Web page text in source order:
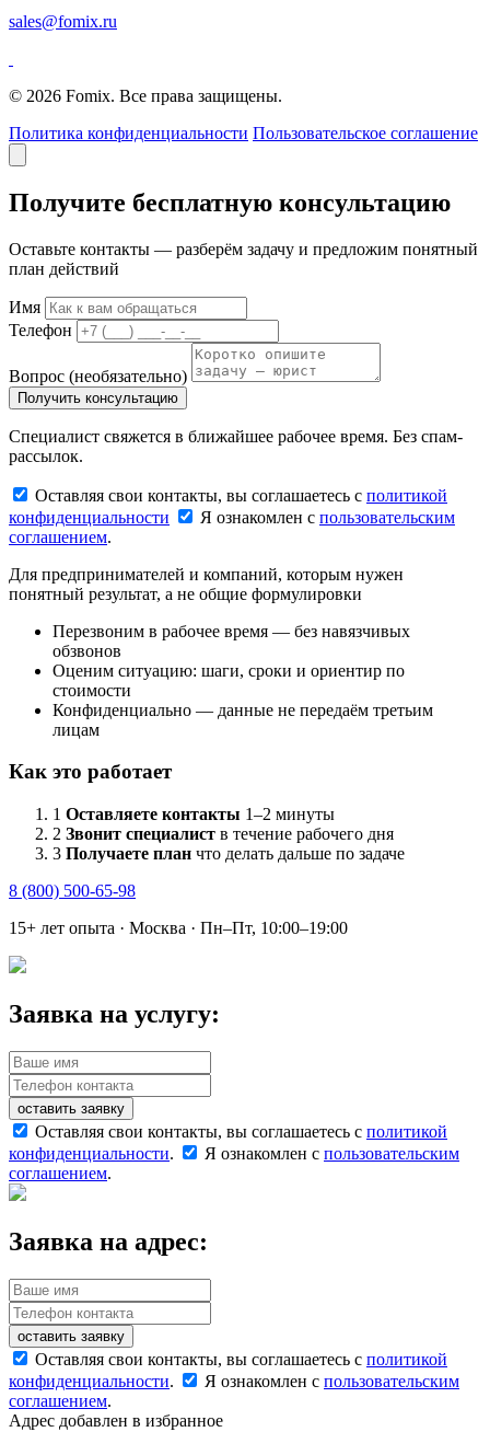
sales@fomix.ru
© 2026 Fomix. Все права защищены.
Политика конфиденциальности Пользовательское соглашение
Получите бесплатную консультацию
Оставьте контакты — разберём задачу и предложим понятный
план действий
Имя
Телефон
Вопрос (необязательно)
Получить консультацию
Специалист свяжется в ближайшее рабочее время. Без спам-
рассылок.
Оставляя свои контакты, вы соглашаетесь с политикой
конфиденциальности
Я ознакомлен с пользовательским
соглашением.
Для предпринимателей и компаний, которым нужен
понятный результат, а не общие формулировки
Перезвоним в рабочее время — без навязчивых
обзвонов
Оценим ситуацию: шаги, сроки и ориентир по
стоимости
Конфиденциально — данные не передаём третьим
лицам
Как это работает
1 Оставляете контакты 1–2 минуты
2 Звонит специалист в течение рабочего дня
3 Получаете план что делать дальше по задаче
8 (800) 500-65-98
15+ лет опыта · Москва · Пн–Пт, 10:00–19:00
Заявка на услугу:
оставить заявку
Оставляя свои контакты, вы соглашаетесь с политикой
конфиденциальности. Я ознакомлен с пользовательским
соглашением.
Заявка на адрес:
оставить заявку
Оставляя свои контакты, вы соглашаетесь с политикой
конфиденциальности. Я ознакомлен с пользовательским
соглашением.
Адрес добавлен в избранное